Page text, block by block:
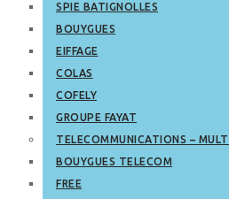
SPIE BATIGNOLLES
BOUYGUES
EIFFAGE
COLAS
COFELY
GROUPE FAYAT
TELECOMMUNICATIONS –
BOUYGUES TELECOM
FREE